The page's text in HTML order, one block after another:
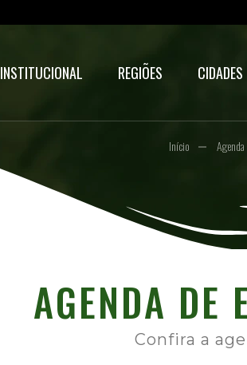
INSTITUCIONAL REGIÕES CIDADES
Início Agenda
AGENDA DE
Confira a